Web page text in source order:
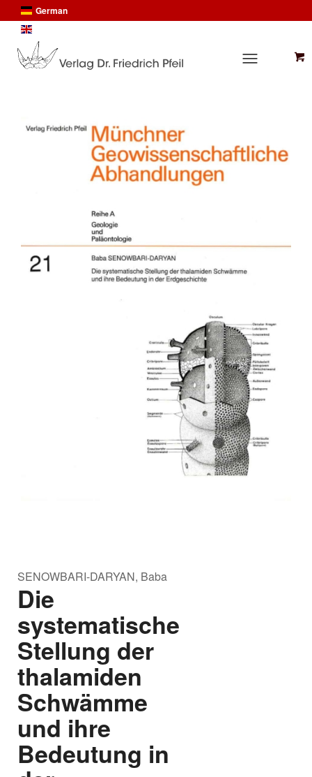
German
SENOWBARI-DARYAN, Baba
Die
systematische
Stellung der
thalamiden
Schwämme
und ihre
Bedeutung in